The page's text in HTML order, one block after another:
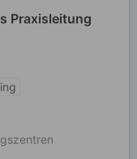
Praxisleitung